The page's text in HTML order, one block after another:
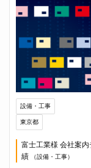
設備・工事
東京都
富士工業様 会社案
績
（設備・工事）